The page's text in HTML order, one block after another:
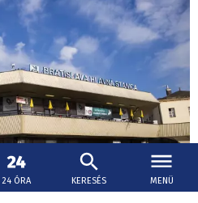
24 ÓRA KERESÉS MENÜ